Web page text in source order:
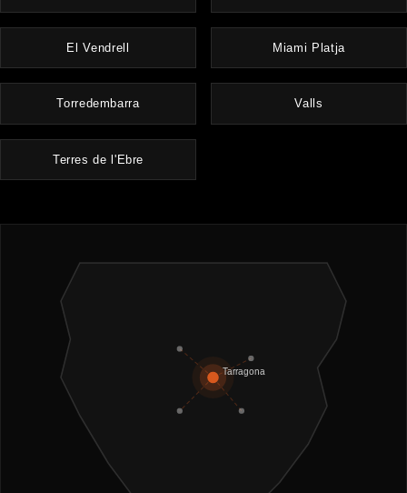
El Vendrell Miami Platja
Torredembarra Valls
Terres de l'Ebre
Tarragona